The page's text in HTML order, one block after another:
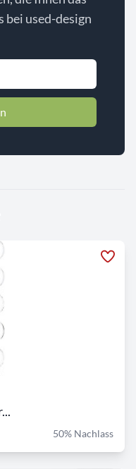
bei used-design
50% Nachlass